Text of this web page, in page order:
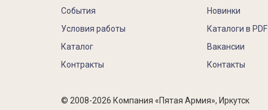
События
Условия работы
Каталог
Контракты
Новинки
Каталоги в PDF
Вакансии
Контакты
© 2008-2026 Компания «Пятая Армия», Иркутск